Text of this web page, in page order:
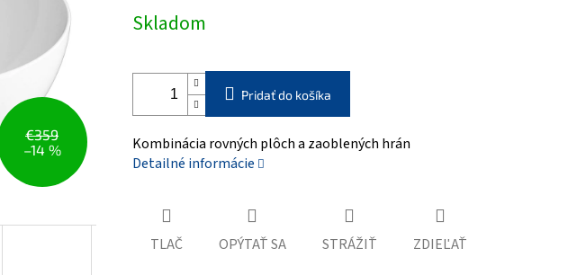
€359
–14 %
cena:
Skladom
Pridať do košíka
Kombinácia rovných plôch a zaoblených hrán
Detailné informácie
TLAČ OPÝTAŤ SA STRÁŽIŤ ZDIEĽAŤ